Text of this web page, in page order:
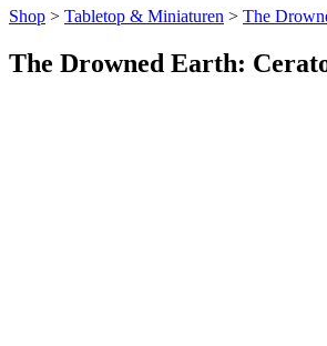
Shop > Tabletop & Miniaturen > The
The Drowned Earth: